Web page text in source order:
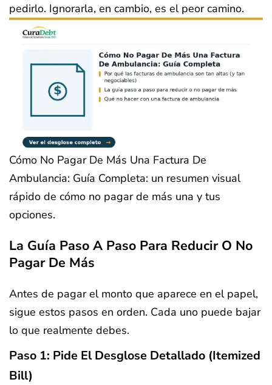
pedirlo. Ignorarla, en cambio, es el peor camino.
Cómo No Pagar De Más Una Factura De
Ambulancia: Guía Completa: un resumen visual
rápido de cómo no pagar de más una y tus
opciones.
La Guía Paso A Paso Para Reducir O No
Pagar De Más
Antes de pagar el monto que aparece en el papel,
sigue estos pasos en orden. Cada uno puede bajar
lo que realmente debes.
Paso 1: Pide El Desglose Detallado (itemized
Bill)